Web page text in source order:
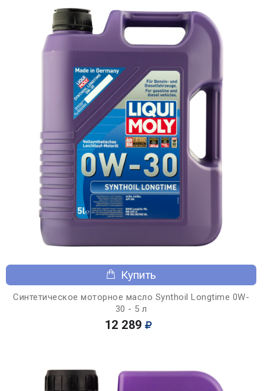
Купить
Синтетическое моторное масло Synthoil Longtime 0W-
30 - 5 л
12 289